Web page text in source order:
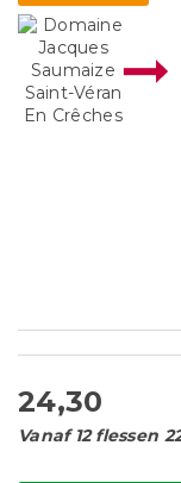
24,30
Vanaf 12 flessen